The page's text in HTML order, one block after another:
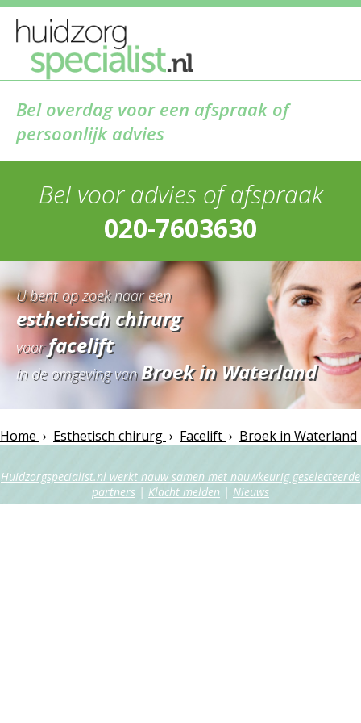
Bel overdag voor een afspraak of
persoonlijk advies
Bel voor advies of afspraak
020-7603630
U bent op zoek naar een
esthetisch chirurg
voorfacelift
in de omgeving vanBroek in Waterland
Home › Esthetisch chirurg › Facelift › Broek in Waterland
Huidzorgspecialist.nl werkt nauw samen met nauwkeurig geselecteerde
partners | Klacht melden | Nieuws